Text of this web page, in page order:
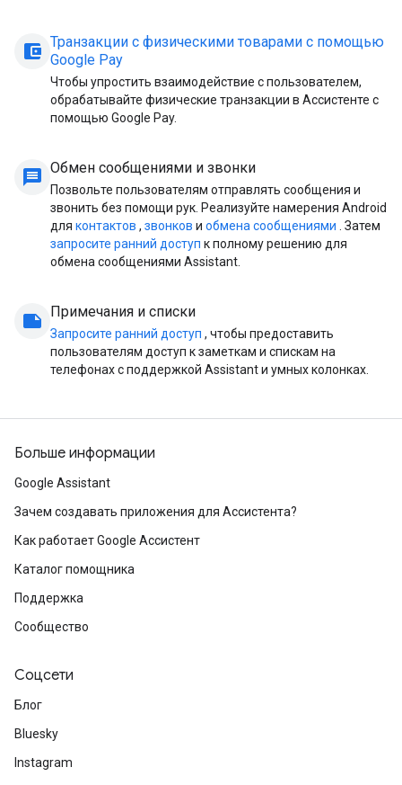
account_balance_wallet Транзакции с физическими товарами с помощью
Google Pay
Чтобы упростить взаимодействие с пользователем,
обрабатывайте физические транзакции в Ассистенте с
помощью Google Pay.
message Обмен сообщениями и звонки
Позвольте пользователям отправлять сообщения и
звонить без помощи рук. Реализуйте намерения Android
для контактов , звонков и обмена сообщениями . Затем
запросите ранний доступ к полному решению для
обмена сообщениями Assistant.
note Примечания и списки
Запросите ранний доступ , чтобы предоставить
пользователям доступ к заметкам и спискам на
телефонах с поддержкой Assistant и умных колонках.
Больше информации
Google Assistant
Зачем создавать приложения для Ассистента?
Как работает Google Ассистент
Каталог помощника
Поддержка
Сообщество
Соцсети
Блог
Bluesky
Instagram